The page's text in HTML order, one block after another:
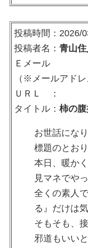
投稿時間：2026/
投稿者名： 青山住
Ｅメール
（※メールアドレ
ＵＲＬ ：
タイトル： 柿の
お世話になり
標題のとおり
本日、暖か
見マネでや
全くの素人
る』だけは
そもそも、
邪道もいい